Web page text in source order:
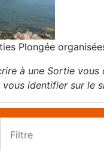
Plongée
à une Sortie vous
identifier sur le
Filtre